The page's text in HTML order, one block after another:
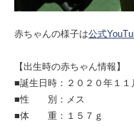
赤ちゃんの様子は公式
【出生時の赤ちゃん情報】
■誕生日時：２０２０年１
■性 別：メス
■体 重：１５７ｇ